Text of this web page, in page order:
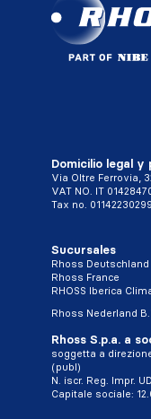
Domicilio legal y
Via Oltre Ferrovia,
VAT NO. IT
Tax no. 01142230299
Sucursales
Rhoss Deutschland
Rhoss France
RHOSS Iberica
Rhoss Nederland
Rhoss S.p.a. a
soggetta a
(publ)
N. iscr. Reg. Impr.
Capitale sociale: